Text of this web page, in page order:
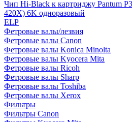
Чип Hi-Black к картриджу Pantum
420X) 6K одноразовый
ELP
Фетровые валы/лезвия
Фетровые валы Canon
Фетровые валы Konica Minolta
Фетровые валы Kyocera Mita
Фетровые валы Ricoh
Фетровые валы Sharp
Фетровые валы Toshiba
Фетровые валы Xerox
Фильтры
Фильтры Canon